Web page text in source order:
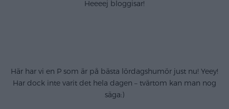
Heeeej bloggisar!
Här har vi en P som är på bästa lördagshumör just nu! Yeey!
Har dock inte varit det hela dagen – tvärtom kan man nog
säga:)